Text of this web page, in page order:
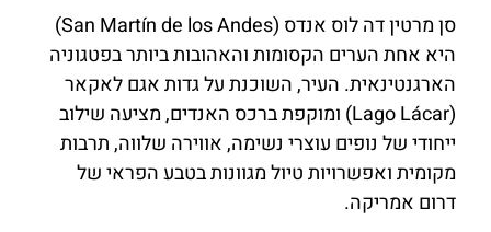
סן מרטין דה לוס אנדס (San Martín de los Andes)
היא אחת הערים הקסומות והאהובות ביותר בפטגוניה
הארגנטינאית. העיר, השוכנת על גדות אגם לאקאר
(Lago Lácar) ומוקפת ברכס האנדים, מציעה שילוב
ייחודי של נופים עוצרי נשימה, אווירה שלווה, תרבות
מקומית ואפשרויות טיול מגוונות בטבע הפראי של
דרום אמריקה.